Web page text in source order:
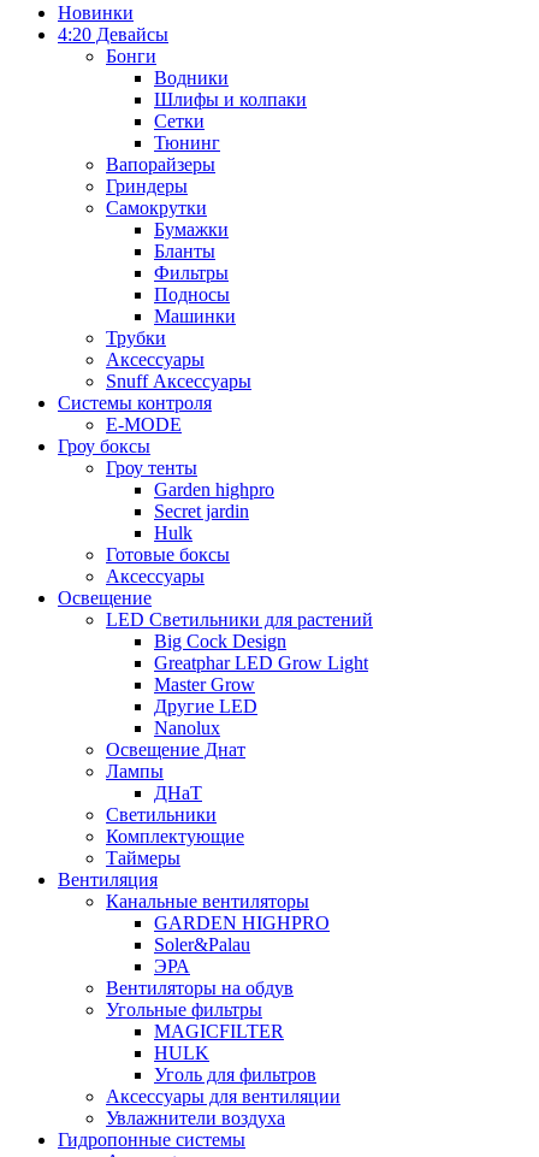
Новинки
4:20 Девайсы
Бонги
Водники
Шлифы и колпаки
Сетки
Тюнинг
Вапорайзеры
Гриндеры
Самокрутки
Бумажки
Бланты
Фильтры
Подносы
Машинки
Трубки
Аксессуары
Snuff Аксессуары
Системы контроля
E-MODE
Гроу боксы
Гроу тенты
Garden highpro
Secret jardin
Hulk
Готовые боксы
Аксессуары
Освещение
LED Светильники для растений
Big Cock Design
Greatphar LED Grow Light
Master Grow
Другие LED
Nanolux
Освещение Днат
Лампы
ДНаТ
Светильники
Комплектующие
Таймеры
Вентиляция
Канальные вентиляторы
GARDEN HIGHPRO
Soler&Palau
ЭРА
Вентиляторы на обдув
Угольные фильтры
MAGICFILTER
HULK
Уголь для фильтров
Аксессуары для вентиляции
Увлажнители воздуха
Гидропонные системы